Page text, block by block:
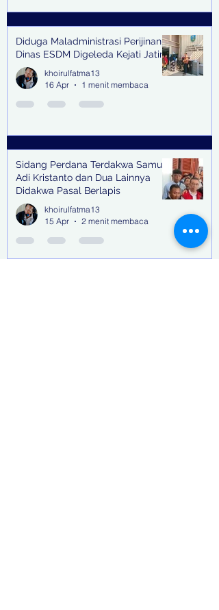
Diduga Maladministrasi Perijinan,
Dinas ESDM Digeleda Kejati Jatim
khoirulfatma13
16 Apr
1 menit membaca
Sidang Perdana Terdakwa Samuel
Adi Kristanto dan Dua Lainnya
Didakwa Pasal Berlapis
khoirulfatma13
15 Apr
2 menit membaca